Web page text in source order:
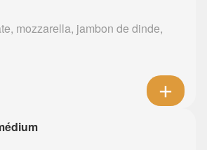
mozzarella, jambon de dinde,